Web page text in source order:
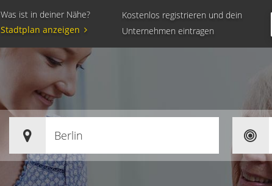
Was ist in deiner Nähe?
Stadtplan anzeigen
Kostenlos registrieren und dein
Unternehmen eintragen